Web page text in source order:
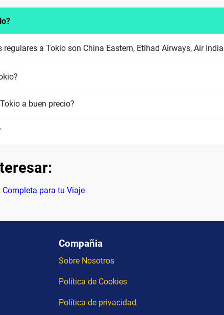
a Tokio son China Eastern, Etihad Airways, Air
a buen precio?
Completa para tu Viaje
Compañia
Sobre Nosotros
Política de Cookies
Política de privacidad